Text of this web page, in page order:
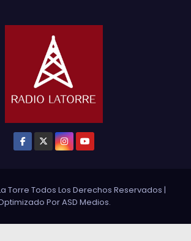
Torre Todos Los Derechos Reservados |
PorASD Medios.